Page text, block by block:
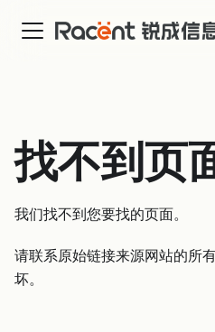
找不到页
我们找不到您要找的页面。
请联系原始链接来源网站的所
坏。